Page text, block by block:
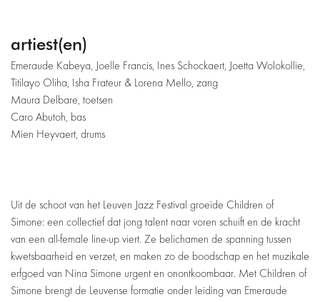
artiest(en)
Emeraude Kabeya, Joelle Francis, Ines Schockaert, Joetta Wolokollie,
Titilayo Oliha, Isha Frateur & Lorena Mello, zang
Maura Delbare, toetsen
Caro Abutoh, bas
Mien Heyvaert, drums
Uit de schoot van het Leuven Jazz Festival groeide Children of
Simone: een collectief dat jong talent naar voren schuift en de kracht
van een all‑female line‑up viert. Ze belichamen de spanning tussen
kwetsbaarheid en verzet, en maken zo de boodschap en het muzikale
erfgoed van Nina Simone urgent en onontkoombaar. Met Children of
Simone brengt de Leuvense formatie onder leiding van Emeraude